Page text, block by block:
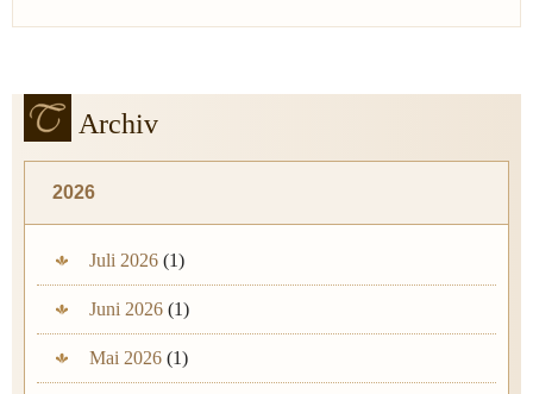
Archiv
2026
Juli 2026 (1)
Juni 2026 (1)
Mai 2026 (1)